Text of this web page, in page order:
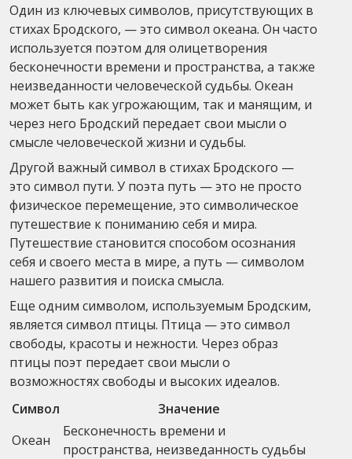
Один из ключевых символов, присутствующих в
стихах Бродского, — это символ океана. Он часто
используется поэтом для олицетворения
бесконечности времени и пространства, а также
неизведанности человеческой судьбы. Океан
может быть как угрожающим, так и манящим, и
через него Бродский передает свои мысли о
смысле человеческой жизни и судьбы.
Другой важный символ в стихах Бродского —
это символ пути. У поэта путь — это не просто
физическое перемещение, это символическое
путешествие к пониманию себя и мира.
Путешествие становится способом осознания
себя и своего места в мире, а путь — символом
нашего развития и поиска смысла.
Еще одним символом, используемым Бродским,
является символ птицы. Птица — это символ
свободы, красоты и нежности. Через образ
птицы поэт передает свои мысли о
возможностях свободы и высоких идеалов.
Символ
Значение
Океан
Бесконечность времени и
пространства, неизведанность судьбы